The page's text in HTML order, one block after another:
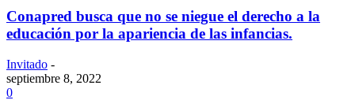
Conapred busca que no se niegue el derecho a la
educación por la apariencia de las infancias.
Invitado -
septiembre 8, 2022
0